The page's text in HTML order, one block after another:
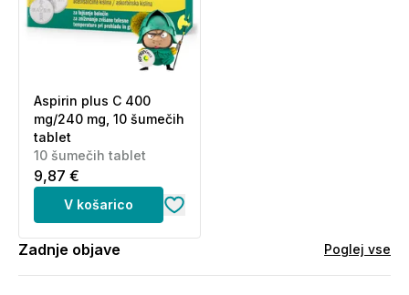
Aspirin plus C 400
mg/240 mg, 10 šumečih
tablet
10 šumečih tablet
9,87 €
V košarico
Zadnje objave Poglej vse